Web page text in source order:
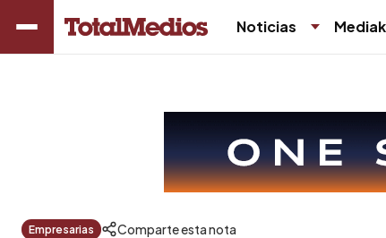
Noticias
Empresarias Comparte esta nota